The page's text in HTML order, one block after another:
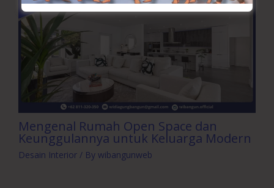
Mengenal Rumah Open Space dan
Keunggulannya untuk Keluarga Modern
Desain Interior / By wibangunweb